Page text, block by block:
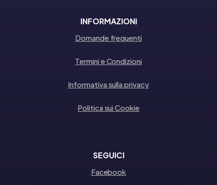
INFORMAZIONI
Domande frequenti
Termini e Condizioni
Informativa sulla privacy
Politica sui Cookie
SEGUICI
Facebook